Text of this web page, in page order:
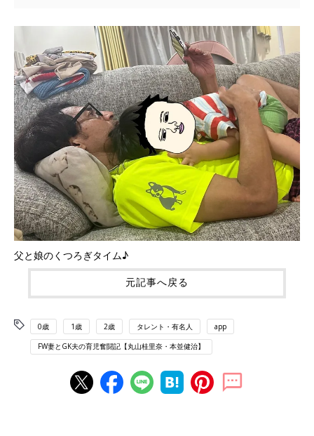
父と娘のくつろぎタイム♪
元記事へ戻る
0歳 1歳 2歳 タレント・有名人 app
FW妻とGK夫の育児奮闘記【丸山桂里奈・本並健治】